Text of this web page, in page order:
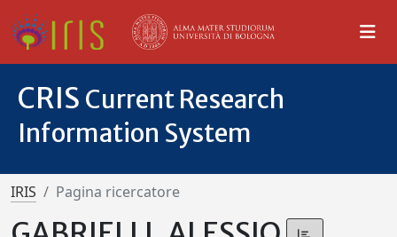
CRIS Current Research
Information System
IRIS Pagina ricercatore